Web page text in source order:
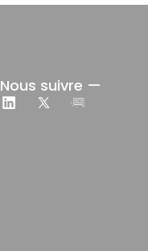
Nous suivre —